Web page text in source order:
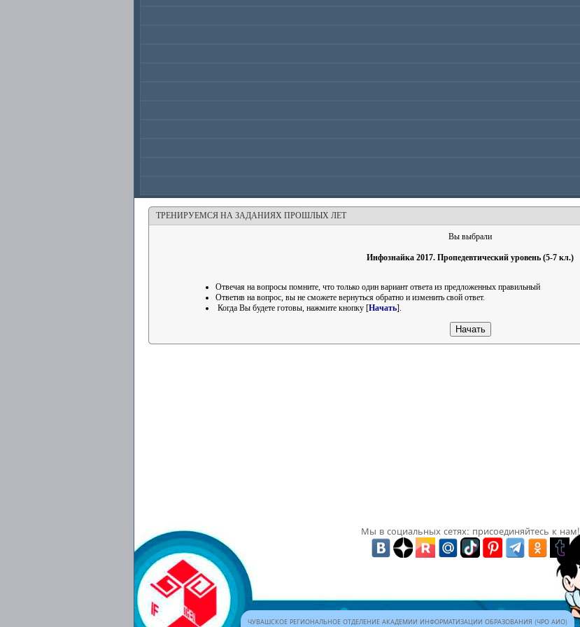
ТРЕНИРУЕМСЯ НА ЗАДАНИЯХ ПРОШЛЫХ ЛЕТ
Вы выбрали
Инфознайка 2017. Пропедевтический уровень (5-7 кл.)
Отвечая на вопросы помните, что только один вариант ответа из предложенных правильный
Ответив на вопрос, вы не сможете вернуться обратно и изменить свой ответ.
Когда Вы будете готовы, нажмите кнопку [Начать].
Мы в социальных сетях: присоединяйтесь к нам!
ЧУВАШСКОЕ РЕГИОНАЛЬНОЕ ОТДЕЛЕНИЕ АКАДЕМИИ ИНФОРМАТИЗАЦИИ ОБРАЗОВАНИЯ (ЧРО АИО)